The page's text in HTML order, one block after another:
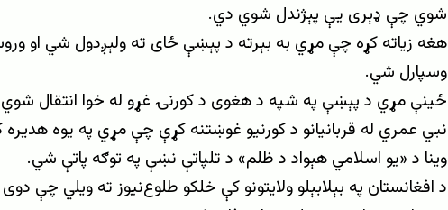
شوي چې ډېری یې پېژندل شوي دي.
هغه زیاته کړه چې مړي به بېرته د پېښې ځای ته ولېږدول شي او
وسپارل شي.
ځینې مړي د پېښې په شپه د هغوی د کورنۍ غړو له خوا انتقال
نبي عمري له قربانیانو د کورنیو غوښتنه کړې چې مړي په یوه
وینا د «یو اسلامي هېواد د ظلم» د تلپاتې نښې په توګه پاتې شي.
د افغانستان په بېلابېلو ولایتونو کې خلکو طلوع‌نیوز ته ویلي چې